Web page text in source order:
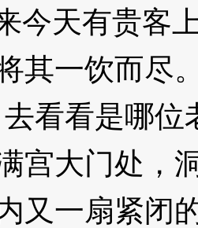
天有贵客上
其一饮而尽
看是哪位
大门处，洞
又一扇紧闭